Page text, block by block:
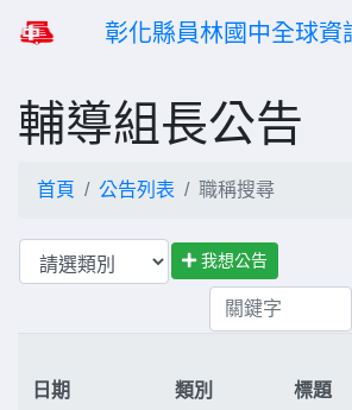
彰化縣員林國中全球資
輔導組長公告
首頁 公告列表 職稱搜尋
我想公告
日期 類別 標題